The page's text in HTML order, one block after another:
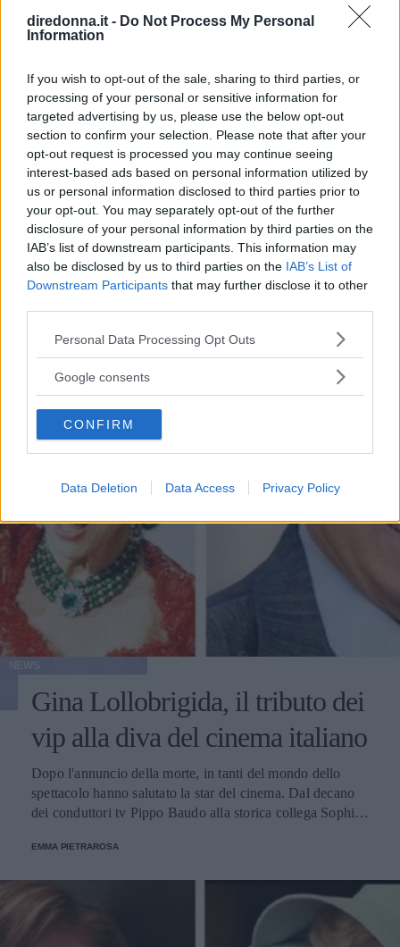
diredonna.it - Do Not Process My Personal
Information
If you wish to opt-out of the sale, sharing to third parties, or
processing of your personal or sensitive information for
targeted advertising by us, please use the below opt-out
section to confirm your selection. Please note that after your
opt-out request is processed you may continue seeing
interest-based ads based on personal information utilized by
us or personal information disclosed to third parties prior to
your opt-out. You may separately opt-out of the further
disclosure of your personal information by third parties on the
IAB’s list of downstream participants. This information may
also be disclosed by us to third parties on the IAB’s List of
Downstream Participants that may further disclose it to other
Please note that this website/app uses one or more Google
not limited to your visit or usage behaviour. You may click to
use your data for below specified purposes in below Google
consent section.
Personal Data Processing Opt Outs
Google consents
CONFIRM
Data Deletion Data Access Privacy Policy
I teneri auguri di Sarah Paulson
per gli 80 anni della compagna
Holland Taylor
Insieme da quasi 8 anni, la diva di Ratched e l'attrice di
Hollywood sono più innamorate che mai. "Mi hai
cambiato. In tutti i modi importanti. Condividere la mia
vita con te ha dato un senso a tutto il resto".
EMMA PIETRAROSA
Gina Lollobrigida, il tributo dei
vip alla diva del cinema italiano
Dopo l'annuncio della morte, in tanti del mondo dello
spettacolo hanno salutato la star del cinema. Dal decano
dei conduttori tv Pippo Baudo alla storica collega Sophia
EMMA PIETRAROSA